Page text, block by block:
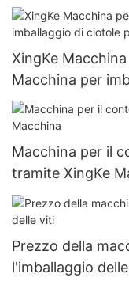
XingKe
Macchina per
Macchina per il
tramite XingKe
Prezzo della
l'imballaggio